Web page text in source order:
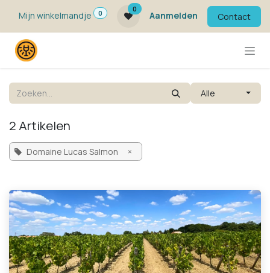
Mijn winkelmandje
0
0
Aanmelden Contact
Alle
2 Artikelen
Domaine Lucas Salmon ×